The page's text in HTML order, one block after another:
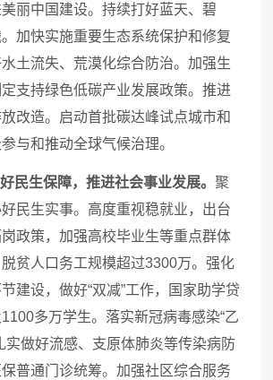
丽中国建设。持续打好蓝天、碧
加快实施重要生态系统保护和修复
土流失、荒漠化综合防治。加强生
支持绿色低碳产业发展政策。推进
改造。启动首批碳达峰试点城市和
与和推动全球气候治理。
民生保障，推进社会事业发展。聚
民生实事。高度重视稳就业，出台
政策，加强高校毕业生等重点群体
贫人口务工规模超过3300万。强化
建设，做好“双减”工作，国家助学贷
多万学生。落实新冠病毒感染“乙
实做好流感、支原体肺炎等传染病防
普通门诊统筹。加强社区综合服务